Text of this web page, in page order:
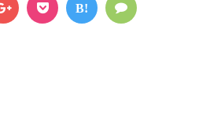
B!